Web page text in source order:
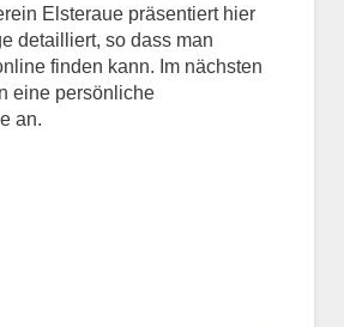
Elsteraue präsentiert hier
detailliert, so dass man
finden kann. Im nächsten
eine persönliche
an.